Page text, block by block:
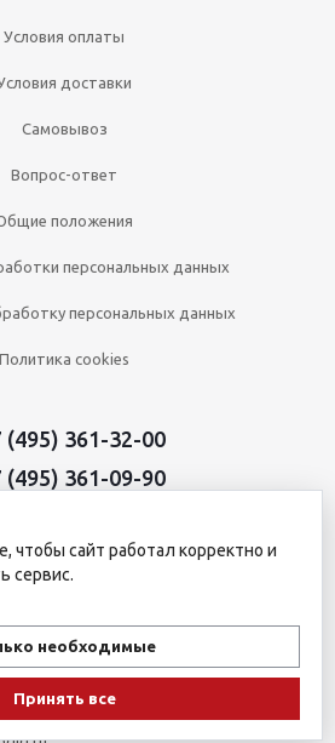
Условия оплаты
доставки
Самовывоз
Вопрос-ответ
положения
персональных данных
персональных данных
Политика cookies
(495) 361-32-00
(495) 361-09-90
интернет-магазин
на то, что данный интернет-сайт носит
офертой, определяемой
437 Гражданского кодекса
получения подробной информации о
товаров и (или) услуг, пожалуйста,
чтобы сайт работал корректно и
сервис.
необходимые
Принять все